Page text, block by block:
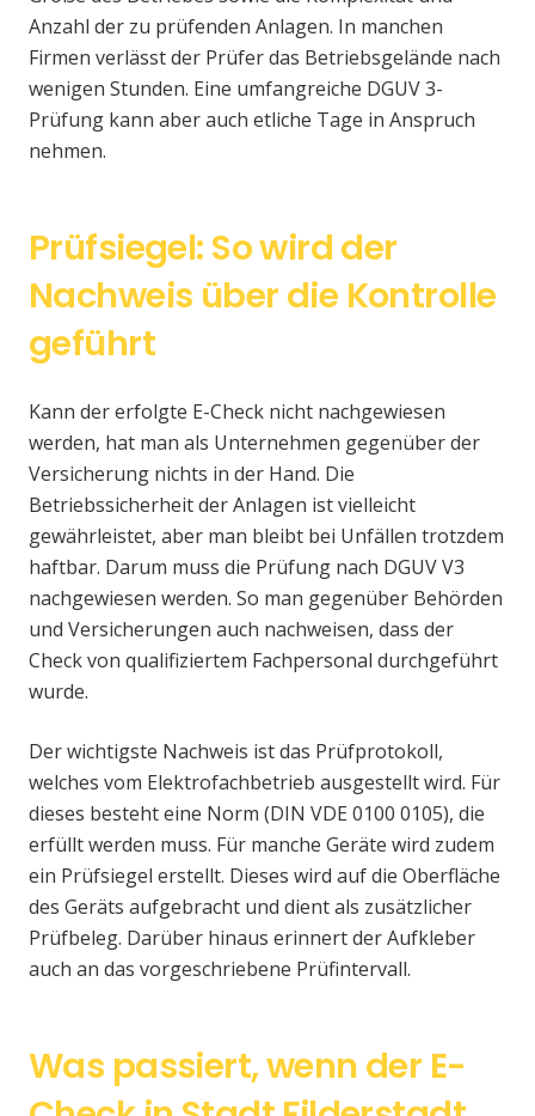
Anzahl der zu prüfenden Anlagen. In manchen
Firmen verlässt der Prüfer das Betriebsgelände nach
wenigen Stunden. Eine umfangreiche DGUV 3-
Prüfung kann aber auch etliche Tage in Anspruch
nehmen.
Prüfsiegel: So wird der
Nachweis über die Kontrolle
geführt
Kann der erfolgte E-Check nicht nachgewiesen
werden, hat man als Unternehmen gegenüber der
Versicherung nichts in der Hand. Die
Betriebssicherheit der Anlagen ist vielleicht
gewährleistet, aber man bleibt bei Unfällen trotzdem
haftbar. Darum muss die Prüfung nach DGUV V3
nachgewiesen werden. So man gegenüber Behörden
und Versicherungen auch nachweisen, dass der
Check von qualifiziertem Fachpersonal durchgeführt
wurde.
Der wichtigste Nachweis ist das Prüfprotokoll,
welches vom Elektrofachbetrieb ausgestellt wird. Für
dieses besteht eine Norm (DIN VDE 0100 0105), die
erfüllt werden muss. Für manche Geräte wird zudem
ein Prüfsiegel erstellt. Dieses wird auf die Oberfläche
des Geräts aufgebracht und dient als zusätzlicher
Prüfbeleg. Darüber hinaus erinnert der Aufkleber
auch an das vorgeschriebene Prüfintervall.
Was passiert, wenn der E-